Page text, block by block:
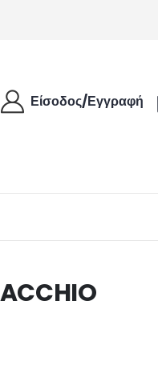
Είσοδος/Εγγραφή